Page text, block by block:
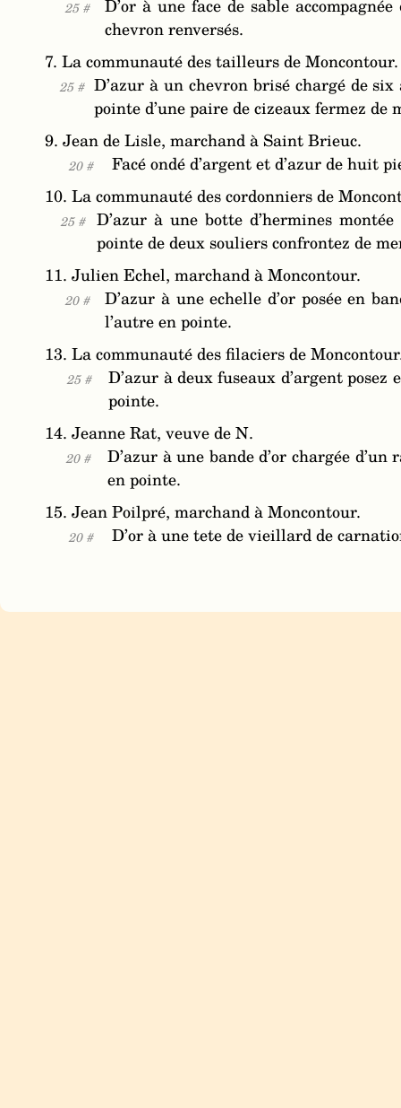
25 #
D’or à une face de sable
chevron renversés.
7. La communauté des tailleurs de Moncontour.
25 # D’azur à un chevron brisé chargé de
pointe d’une paire de cizeaux fermez de
9. Jean de Lisle, marchand à Saint Brieuc.
20 #
Facé ondé d’argent et d’azur de huit
10. La communauté des cordonniers de
25 #
D’azur à une botte d’hermines
pointe de deux souliers confrontez de
11. Julien Echel, marchand à Moncontour.
20 #
D’azur à une echelle d’or posée en
l’autre en pointe.
13. La communauté des filaciers de
25 #
D’azur à deux fuseaux d’argent posez
pointe.
14. Jeanne Rat, veuve de N.
20 #
D’azur à une bande d’or chargée
en pointe.
15. Jean Poilpré, marchand à Moncontour.
20 # D’or à une tete de vieillard de